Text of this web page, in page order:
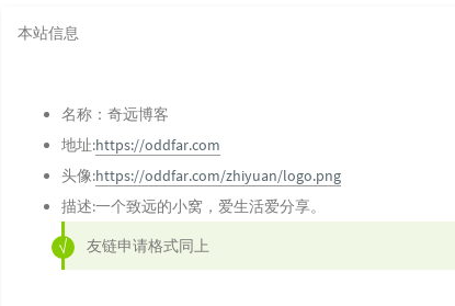
本站信息
名称：奇远博客
地址:https://oddfar.com
头像:https://oddfar.com/zhiyuan/logo.png
描述:一个致远的小窝，爱生活爱分享。
友链申请格式同上